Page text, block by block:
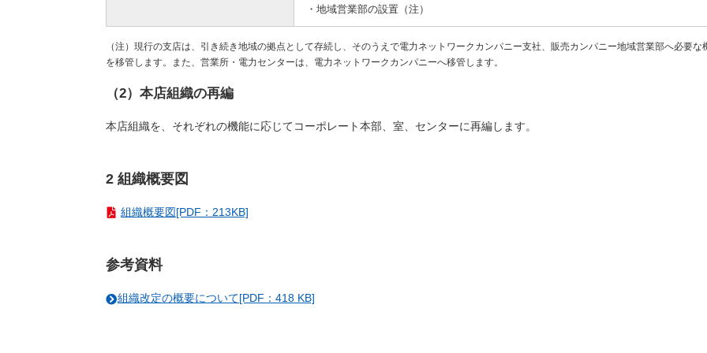
・地域営業部の設置（注）
（注）現行の支店は、引き続き地域の拠点として存続し、そのうえで電力ネットワークカンパニー支社、販売カンパニー地域営業部へ必要な
を移管します。また、営業所・電力センターは、電力ネットワークカンパニーへ移管します。
（2）本店組織の再編
本店組織を、それぞれの機能に応じてコーポレート本部、室、センターに再編します。
2 組織概要図
組織概要図[PDF：213KB]
参考資料
組織改定の概要について[PDF：418 KB]